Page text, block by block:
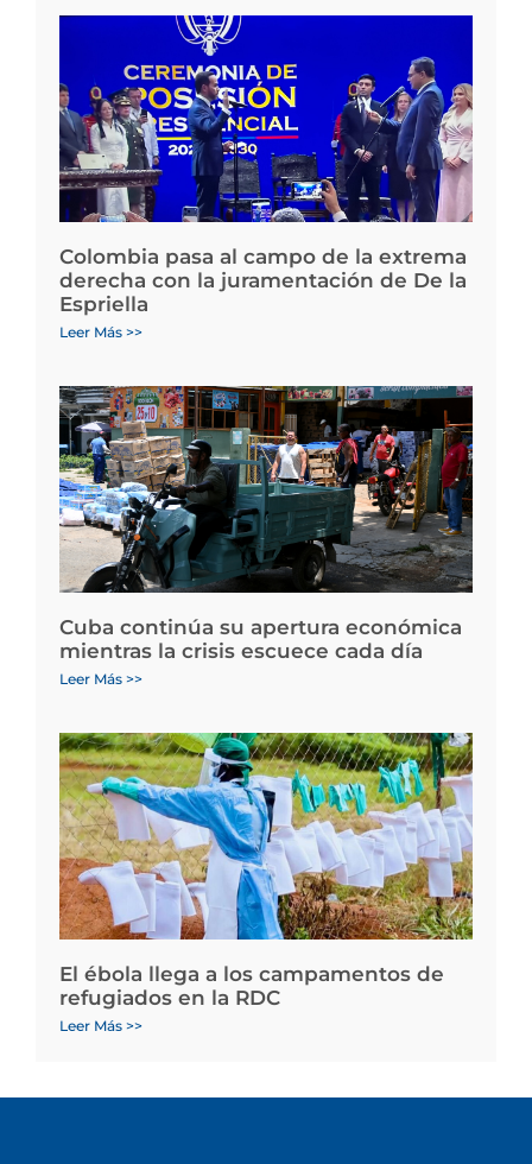
Colombia pasa al campo de la extrema
derecha con la juramentación de De la
Espriella
Leer Más >>
Cuba continúa su apertura económica
mientras la crisis escuece cada día
Leer Más >>
El ébola llega a los campamentos de
refugiados en la RDC
Leer Más >>